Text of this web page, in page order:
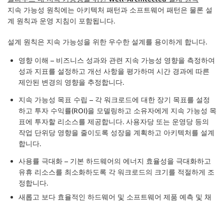
지속 가능성 원칙에는 아키텍처 패턴과 소프트웨어 패턴은 물론 설
계 원칙과 운영 지침이 포함됩니다.
설계 원칙은 지속 가능성을 위한 우수한 설계를 용이하게 합니다.
영향 이해 – 비즈니스 성과와 관련 지속 가능성 영향을 측정하여
성과 지표를 설정하고 개선 사항을 평가하며 시간 경과에 따른
제안된 변경의 영향을 추정합니다.
지속 가능성 목표 수립 – 각 워크로드에 대한 장기 목표를 설정
하고 투자 수익률(ROI)을 모델링하고 소유자에게 지속 가능성 목
표에 투자할 리소스를 제공합니다. 사용자당 또는 운영당 등의
작업 단위당 영향을 줄이도록 성장을 계획하고 아키텍처를 설계
합니다.
사용률 극대화 – 기본 하드웨어의 에너지 효율성을 극대화하고
유휴 리소스를 최소화하도록 각 워크로드의 크기를 적절하게 조
정합니다.
새롭고 보다 효율적인 하드웨어 및 소프트웨어 제품 예측 및 채